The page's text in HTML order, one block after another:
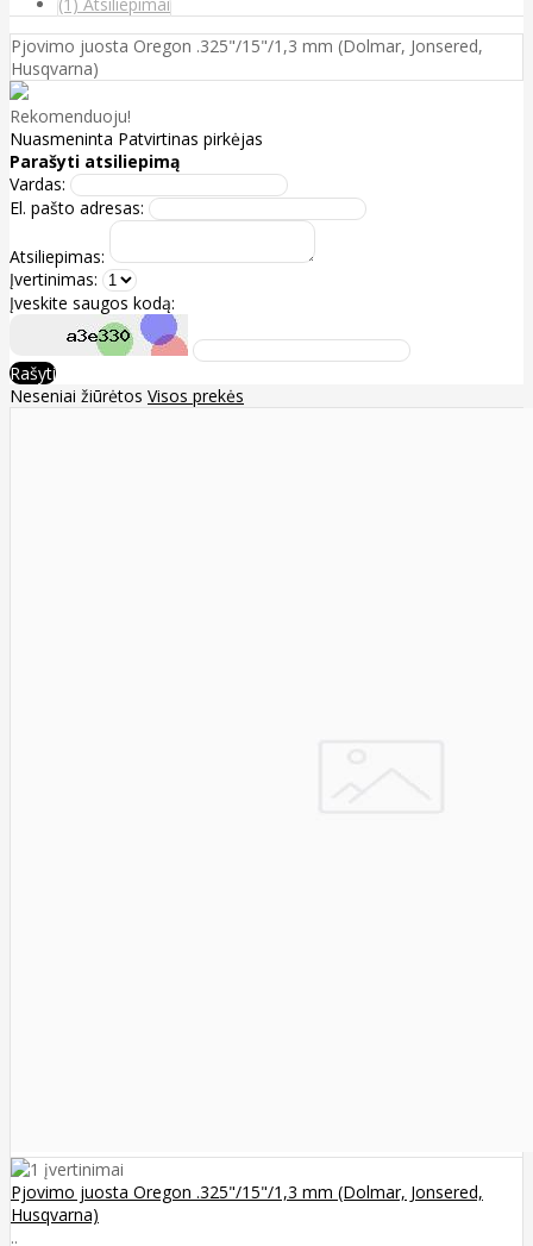
Pjovimo juosta Oregon .325"/15"/1,3 mm (Dolmar, Jonsered,
Husqvarna)
Rekomenduoju!
Nuasmeninta Patvirtinas pirkėjas
Parašyti atsiliepimą
Vardas:
El. pašto adresas:
Atsiliepimas:
Įvertinimas:
Įveskite saugos kodą:
Rašyti
Neseniai žiūrėtos Visos prekės
Pjovimo juosta Oregon .325"/15"/1,3 mm (Dolmar, Jonsered,
Husqvarna)
..